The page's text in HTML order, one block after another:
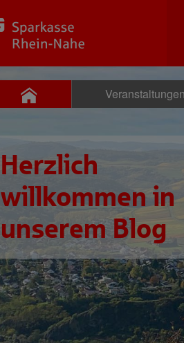
Veranstaltungen
Herzlich
willkommen in
unserem Blog